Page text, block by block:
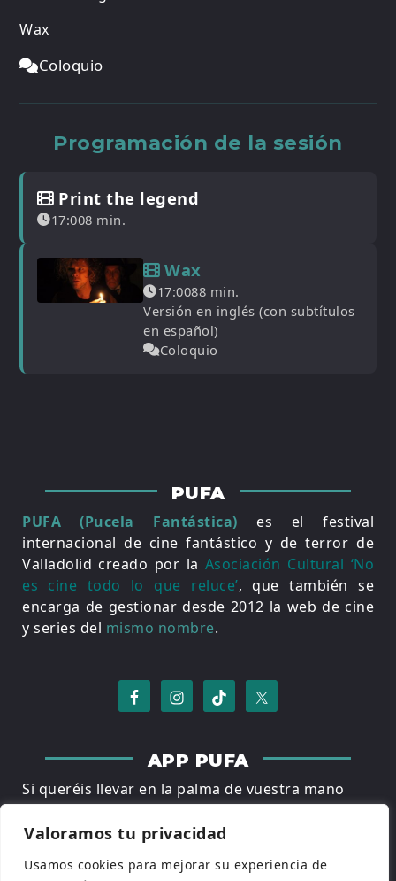
Valoramos tu privacidad
Usamos cookies para mejorar su experiencia de
Wax
Coloquio
Programación de la sesión
Print the legend
17:008 min.
Wax
17:0088 min.
Versión en inglés (con subtítulos
en español)
Coloquio
PUFA
PUFA (Pucela Fantástica) es el festival
internacional de cine fantástico y de terror de
Valladolid creado por la Asociación Cultural ‘No
es cine todo lo que reluce’, que también se
encarga de gestionar desde 2012 la web de cine
y series del mismo nombre.
APP PUFA
Si queréis llevar en la palma de vuestra mano
toda la programación del festival, así como
invitados, jurados, premios de honor y
nuestra APP oficial tanto enGoogle Play como